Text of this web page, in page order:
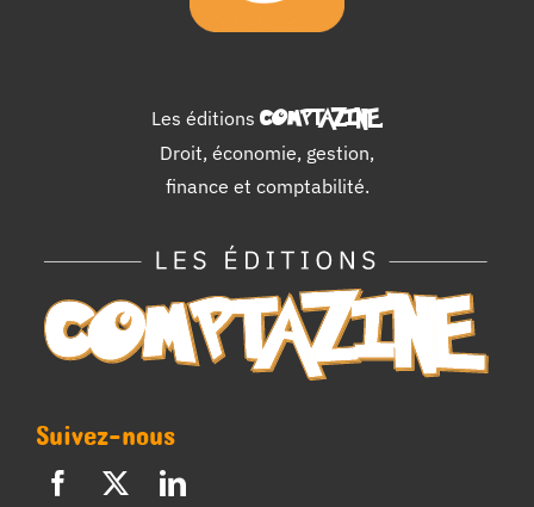
Les éditions COMPTAZINE.
Droit, économie, gestion,
finance et comptabilité.
Suivez-nous